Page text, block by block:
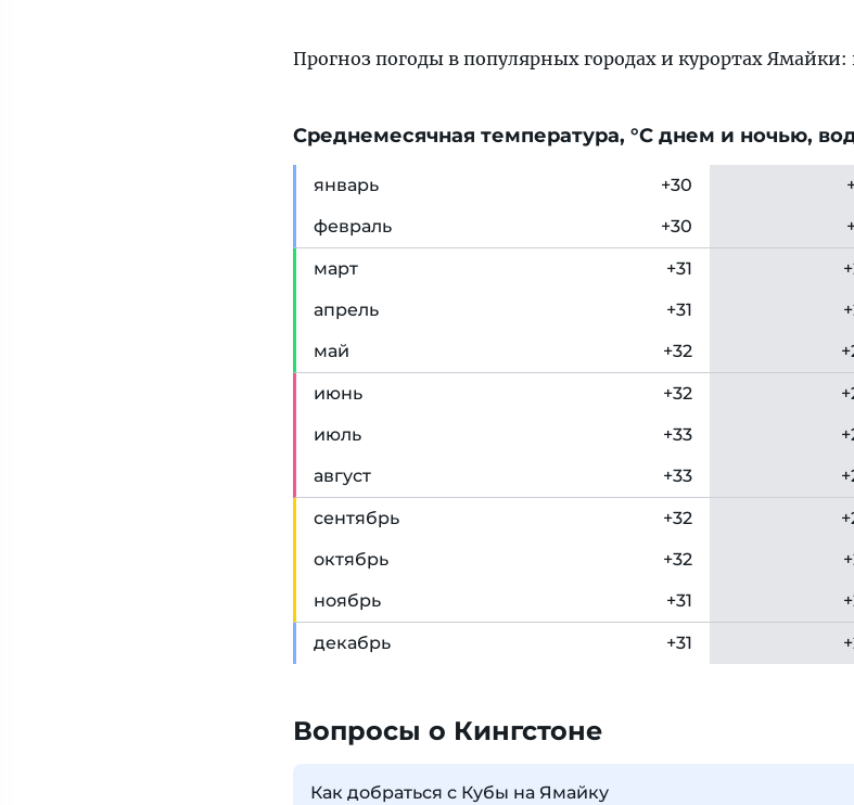
Прогноз погоды в популярных городах и курортах Ямайки:
Cреднемесячная температура, °C днем и ночью,
январь +30
февраль +30
март +31
апрель +31
май
+32
июнь +32
июль +33
август +33
сентябрь +32
октябрь +32
ноябрь +31
декабрь +31
Вопросы о Кингстоне
Как добраться с Кубы на Ямайку